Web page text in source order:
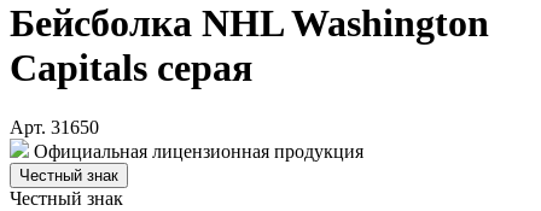
Бейсболка NHL Washington
Capitals серая
Арт. 31650
Официальная лицензионная продукция
Честный знак
Честный знак